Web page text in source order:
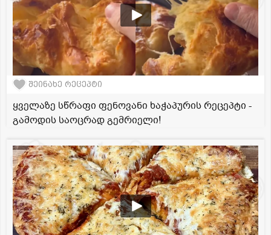
შეინახე რეცეპტი
ყველაზე სწრაფი ფენოვანი ხაჭაპურის რეცეპტი -
გამოდის საოცრად გემრიელი!